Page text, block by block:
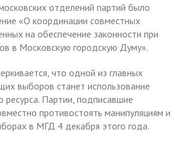
отделений партий было
«О координации совместных
на обеспечение законности при
в Московскую городскую Думу».
что одной из главных
выборов станет использование
ресурса. Партии, подписавшие
противостоять манипуляциям и
в МГД 4 декабря этого года.